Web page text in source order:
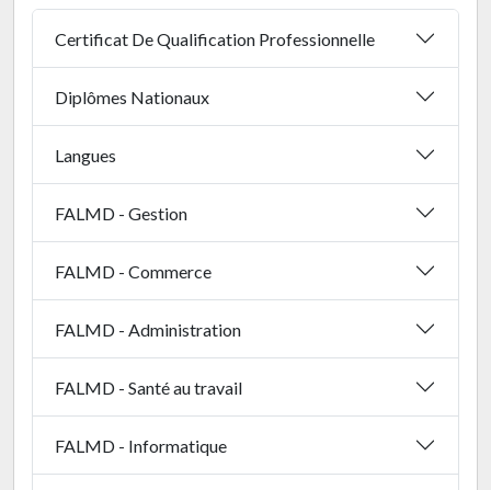
Certificat De Qualification Professionnelle
Diplômes Nationaux
Langues
FALMD - Gestion
FALMD - Commerce
FALMD - Administration
FALMD - Santé au travail
FALMD - Informatique